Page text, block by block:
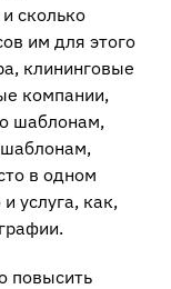
сколько
им для этого
клининговые
компании,
шаблонам,
в одном
услуга, как,
повысить